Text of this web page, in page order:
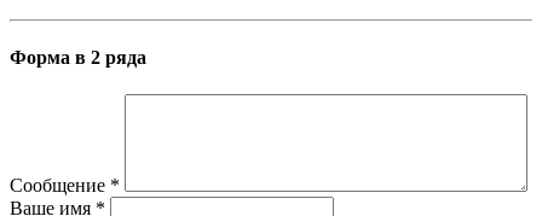
Форма в 2 ряда
Сообщение *
Ваше имя *